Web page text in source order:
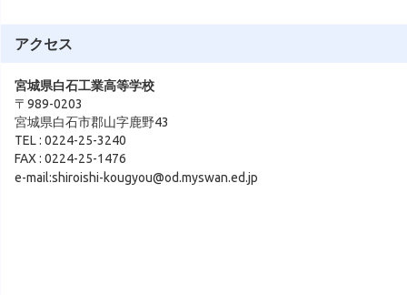
アクセス
宮城県白石工業高等学校
〒989-0203
宮城県白石市郡山字鹿野43
TEL : 0224-25-3240
FAX : 0224-25-1476
e-mail:shiroishi-kougyou@od.myswan.ed.jp